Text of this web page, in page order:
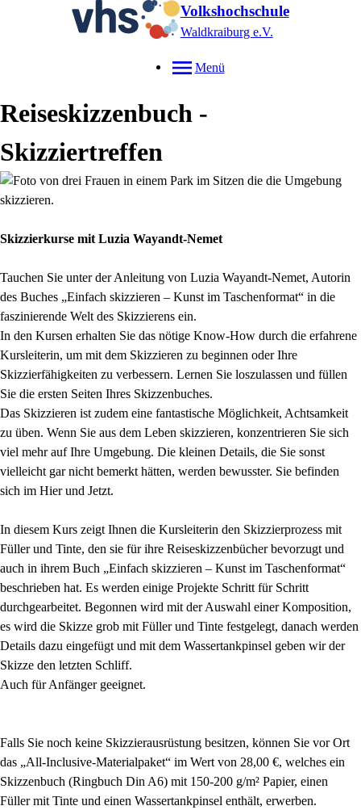
Volkshochschule
Waldkraiburg e.V.
Menü
Reiseskizzenbuch -
Skizziertreffen
Skizzierkurse mit Luzia Wayandt-Nemet
Tauchen Sie unter der Anleitung von Luzia Wayandt-Nemet, Autorin
des Buches „Einfach skizzieren – Kunst im Taschenformat“ in die
faszinierende Welt des Skizzierens ein.
In den Kursen erhalten Sie das nötige Know-How durch die erfahrene
Kursleiterin, um mit dem Skizzieren zu beginnen oder Ihre
Skizzierfähigkeiten zu verbessern. Lernen Sie loszulassen und füllen
Sie die ersten Seiten Ihres Skizzenbuches.
Das Skizzieren ist zudem eine fantastische Möglichkeit, Achtsamkeit
zu üben. Wenn Sie aus dem Leben skizzieren, konzentrieren Sie sich
viel mehr auf Ihre Umgebung. Die kleinen Details, die Sie sonst
vielleicht gar nicht bemerkt hätten, werden bewusster. Sie befinden
sich im Hier und Jetzt.
In diesem Kurs zeigt Ihnen die Kursleiterin den Skizzierprozess mit
Füller und Tinte, den sie für ihre Reiseskizzenbücher bevorzugt und
auch in ihrem Buch „Einfach skizzieren – Kunst im Taschenformat“
beschrieben hat. Es werden einige Projekte Schritt für Schritt
durchgearbeitet. Begonnen wird mit der Auswahl einer Komposition,
es wird die Skizze grob mit Füller und Tinte festgelegt, danach werden
Details dazu eingefügt und mit dem Wassertankpinsel geben wir der
Skizze den letzten Schliff.
Auch für Anfänger geeignet.
Falls Sie noch keine Skizzierausrüstung besitzen, können Sie vor Ort
das „All-Inclusive-Materialpaket“ im Wert von 28,00 €, welches ein
Skizzenbuch (Ringbuch Din A6) mit 150-200 g/m² Papier, einen
Füller mit Tinte und einen Wassertankpinsel enthält, erwerben.